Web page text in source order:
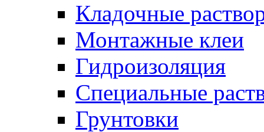
Кладочные
Монтажные клеи
Гидроизоляция
Специальные
Грунтовки